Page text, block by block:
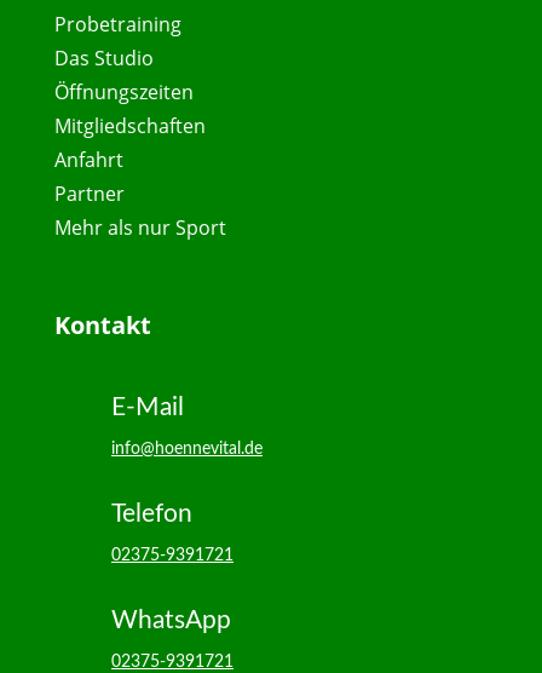
Probetraining
Das Studio
Öffnungszeiten
Mitgliedschaften
Anfahrt
Partner
Mehr als nur Sport
Kontakt
E-Mail
info@hoennevital.de
Telefon
02375-9391721
WhatsApp
02375-9391721